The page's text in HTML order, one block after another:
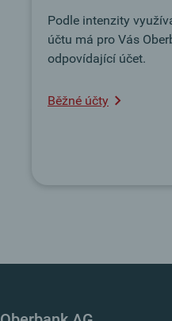
Podle intenzity
účtu má pro Vás
odpovídající účet.
Běžné účty